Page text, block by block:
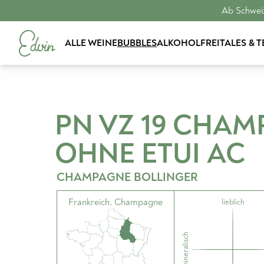
Ab
ALLE WEINEBUBBLESALKOHOLFREITALES &
PN VZ 19
OHNE ETUI AC
CHAMPAGNE BOLLINGER
Frankreich, Champagne lieblich
mineralisch